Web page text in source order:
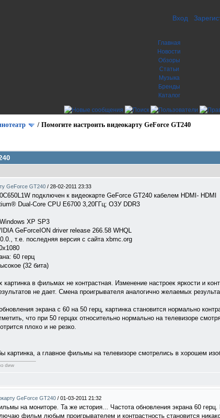
Вход
Главная
Новости
Обзоры
Статьи
Музыка
Бренды
Каталог
/ Помогите настроить видеокарту GeForce GT240
GeForce GT240 / 28-02-2011 23:33
подключен к видеокарте GeForce GT240 кабелем HDMI- HDMI
Dual-Core CPU E6700 3,20ГГц; ОЗУ DDR3
XP SP3
GeForceION driver release 266.58 WHQL
т.е. последняя версия с сайта xbmc.org
60 герц
(32 бита)
картинка в фильмах не контрастная. Изменение настроек яркости и
не дает. Смена проигрывателя аналогично желаемых
экрана с 60 на 50 герц, картинка становится нормально
что при 50 герцах относительно нормально на телевизоре
плохо и не резко.
картинка, а главное фильмы на телевизоре смотрелись в хорошем
dиw
GeForce GT240 / 01-03-2011 21:32
на мониторе. Та же история... Частота обновления экрана 60 герц.
фильм любым проигрывателем и контрастность становится